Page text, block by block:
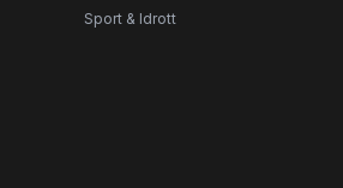
Sport & Idrott